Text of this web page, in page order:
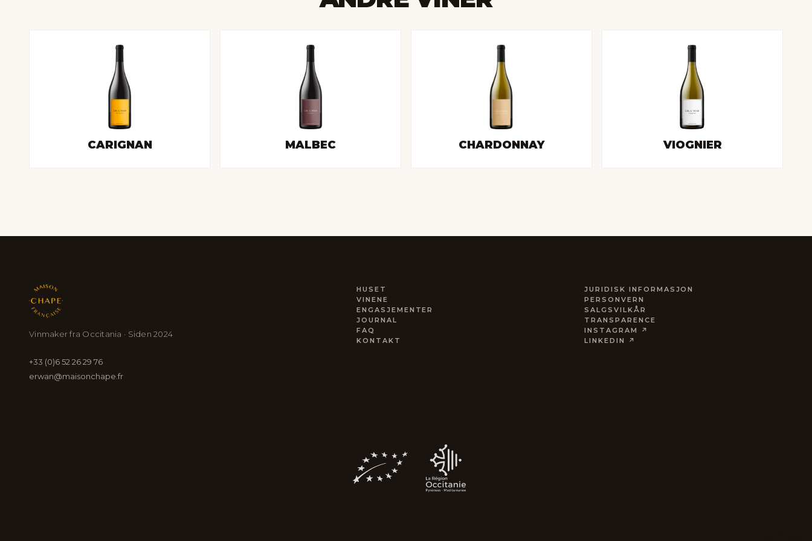
CARIGNAN MALBEC CHARDONNAY VIOGNIER
Vinmaker fra Occitania · Siden 2024
+33 (0)6 52 26 29 76
erwan@maisonchape.fr
HUSET
VINENE
ENGASJEMENTER
JOURNAL
FAQ
KONTAKT
JURIDISK INFORMASJON
PERSONVERN
SALGSVILKÅR
TRANSPARENCE
INSTAGRAM ↗
LINKEDIN ↗